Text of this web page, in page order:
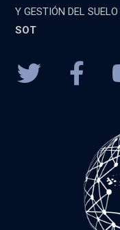
Y GESTIÓN DEL SUELO
SOT